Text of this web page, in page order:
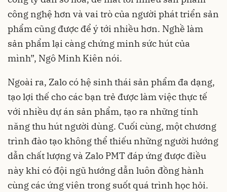
công nghệ hơn và vai trò của người phát triển sản
phẩm cũng được để ý tới nhiều hơn. Nghề làm
sản phẩm lại càng chứng minh sức hút của
mình”, Ngô Minh Kiên nói.
Ngoài ra, Zalo có hệ sinh thái sản phẩm đa dạng,
tạo lợi thế cho các bạn trẻ được làm việc thực tế
với nhiều dự án sản phẩm, tạo ra những tính
năng thu hút người dùng. Cuối cùng, một chương
trình đào tạo không thể thiếu những người hướng
dẫn chất lượng và Zalo PMT đáp ứng được điều
này khi có đội ngũ hướng dẫn luôn đồng hành
cùng các ứng viên trong suốt quá trình học hỏi.